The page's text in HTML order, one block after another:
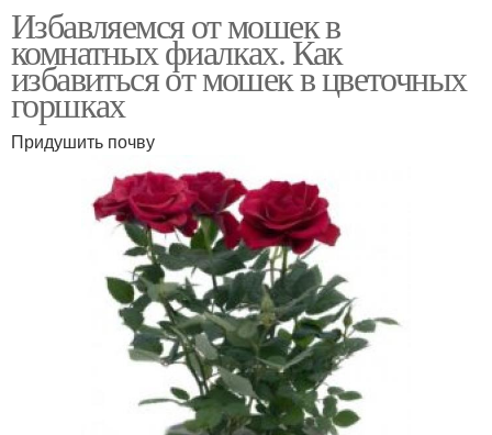
Избавляемся от мошек в
комнатных фиалках. Как
избавиться от мошек в цветочных
горшках
Придушить почву